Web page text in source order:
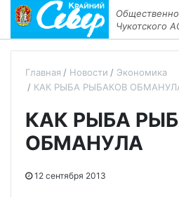
Чукотского
Главная Новости
Экономика
КАК РЫБА РЫБАКОВ
КАК РЫБА
ОБМАНУЛА
12 сентября 2013